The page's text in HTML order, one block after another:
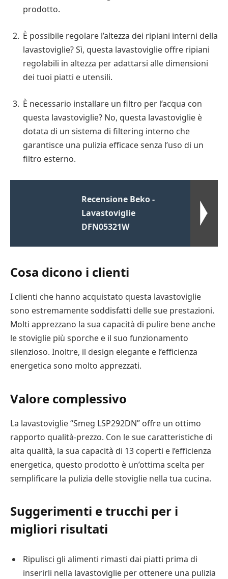
prodotto.
È possibile regolare l’altezza dei ripiani interni della
lavastoviglie? Sì, questa lavastoviglie offre ripiani
regolabili in altezza per adattarsi alle dimensioni
dei tuoi piatti e utensili.
È necessario installare un filtro per l’acqua con
questa lavastoviglie? No, questa lavastoviglie è
dotata di un sistema di filtering interno che
garantisce una pulizia efficace senza l’uso di un
filtro esterno.
Recensione Beko -
Lavastoviglie
DFN05321W
Cosa dicono i clienti
I clienti che hanno acquistato questa lavastoviglie
sono estremamente soddisfatti delle sue prestazioni.
Molti apprezzano la sua capacità di pulire bene anche
le stoviglie più sporche e il suo funzionamento
silenzioso. Inoltre, il design elegante e l’efficienza
energetica sono molto apprezzati.
Valore complessivo
La lavastoviglie “Smeg LSP292DN” offre un ottimo
rapporto qualità-prezzo. Con le sue caratteristiche di
alta qualità, la sua capacità di 13 coperti e l’efficienza
energetica, questo prodotto è un’ottima scelta per
semplificare la pulizia delle stoviglie nella tua cucina.
Suggerimenti e trucchi per i
migliori risultati
Ripulisci gli alimenti rimasti dai piatti prima di
inserirli nella lavastoviglie per ottenere una pulizia